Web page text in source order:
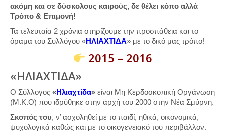
ακόμη και σε δύσκολους καιρούς, δε θέλει κόπο αλλά
Τρόπο & Επιμονή!
Τα τελευταία 2 χρόνια στηρίζουμε την προσπάθεια και το
όραμα του Συλλόγου «ΗΛΙΑΧΤΙΔΑ» με το δικό μας τρόπο!
2015 – 2016
«ΗΛΙΑΧΤΙΔΑ»
Ο Σύλλογος «Ηλιαχτίδα» είναι Μη Κερδοσκοπική Οργάνωση
(Μ.Κ.Ο) που ιδρύθηκε στην αρχή του 2000 στην Νέα Σμύρνη.
Σκοπός του, ν’ ασχοληθεί με το παιδί, ηθικά, οικονομικά,
ψυχολογικά καθώς και με το οικογενειακό του περιβάλλον.